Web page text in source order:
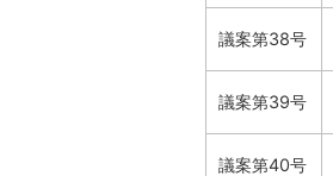
議案第38号
議案第39号
議案第40号